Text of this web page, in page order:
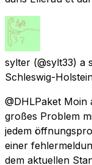
sylter (@sylt33) a
Schleswig-
@DHLPaket
großes Problem
jedem
einer
dem aktuellen